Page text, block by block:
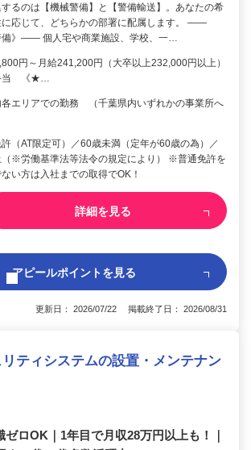
るのは【機械警備】と【警備輸送】。あなたの希
に応じて、どちらかの部署に配属します。 ――
備》―― 個人宅や商業施設、学校、一…
円～月給241,200円（大卒以上232,000円以上）
当 《★…
各エリアでの勤務 （千葉県内いずれかの事業所へ
（AT限定可）／60歳未満（定年が60歳の為）／
（※労働基準法等法令の規定により） ※普通免許を
い方は入社までの取得でOK！
詳細を見る
アピールポイントを見る
更新日： 2026/07/22 掲載終了日： 2026/08/31
ティシステムの設置・メンテナン
ロOK｜1年目で月収28万円以上も！｜